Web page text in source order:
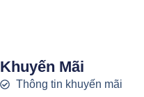
Khuyến Mãi
Thông tin khuyến mãi